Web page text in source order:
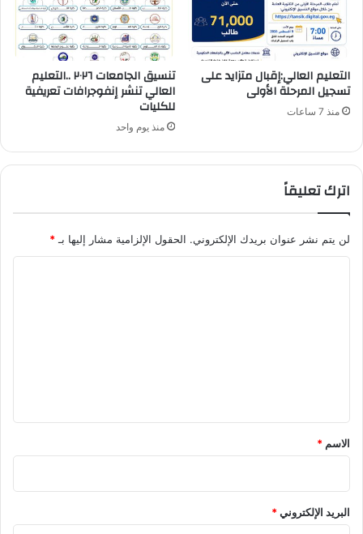
التعليم العالي:إقبال متزايد على
تسجيل المرحلة الأولى
منذ 7 ساعات
تنسيق الجامعات ٢٠٢٦ ..التعليم
العالي تنشر إنفوجرافات تعريفية
للكليات
منذ يوم واحد
اترك تعليقاً
لن يتم نشر عنوان بريدك الإلكتروني. الحقول الإلزامية مشار إليها بـ*
*
الاسم *
البريد الإلكتروني*